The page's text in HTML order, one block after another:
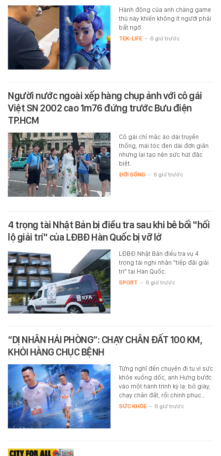
Hành động của anh chàng game
thủ này khiến không ít người phải
bất ngờ.
TEK-LIFE - 6 giờ trước
Người nước ngoài xếp hàng chụp ảnh với cô gái
Việt SN 2002 cao 1m76 đứng trước Bưu điện
TP.HCM
Cô gái chỉ mặc áo dài truyền
thống, mái tóc đen dài đơn giản
nhưng lại tạo nên sức hút đặc
biệt.
ĐỜI SỐNG - 6 giờ trước
4 trọng tài Nhật Bản bị điều tra sau khi bê bối "hối
lộ giải trí" của LĐBĐ Hàn Quốc bị vỡ lở
LĐBĐ Nhật Bản điều tra vụ 4
trọng tài nghi nhận "tiếp đãi giải
trí" tại Hàn Quốc.
SPORT - 6 giờ trước
“DỊ NHÂN HẢI PHÒNG”: CHẠY CHÂN ĐẤT 100 KM,
KHỎI HÀNG CHỤC BỆNH
Từng nghĩ đến chuyện đi tu vì sức
khỏe xuống dốc, anh Hưng bước
vào một hành trình kỳ lạ: bỏ giày,
chạy chân đất, rồi chinh phục…
SỨC KHỎE - 6 giờ trước